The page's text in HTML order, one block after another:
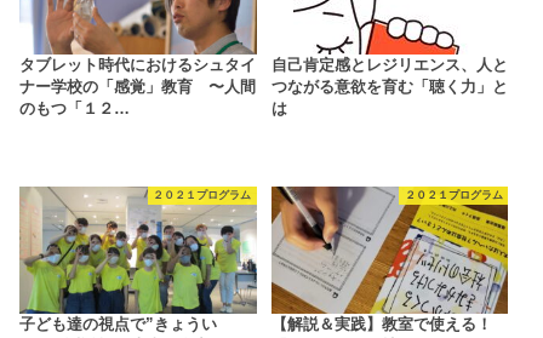
タブレット時代におけるシュタイ
ナー学校の「感覚」教育 〜人間
のもつ「１２…
自己肯定感とレジリエンス、人と
つながる意欲を育む「聴く力」と
は
２０２１プログラム
子ども達の視点で”きょうい
２０２１プログラム
【解説＆実践】教室で使える！